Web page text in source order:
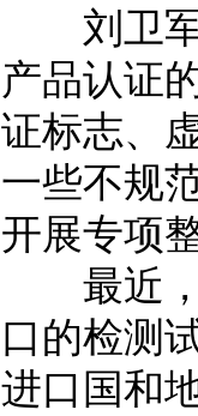
刘卫军
产品认证
证标志、
一些不规
开展专项
最近，
口的检测
进口国和